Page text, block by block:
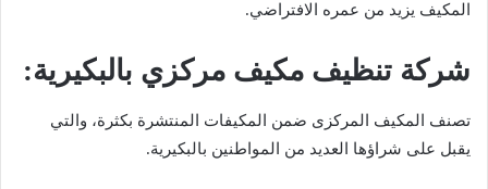
المكيف يزيد من عمره الافتراضي.
شركة تنظيف مكيف مركزي بالبكيرية:
تصنف المكيف المركزى ضمن المكيفات المنتشرة بكثرة، والتي
يقبل على شراؤها العديد من المواطنين بالبكيرية.